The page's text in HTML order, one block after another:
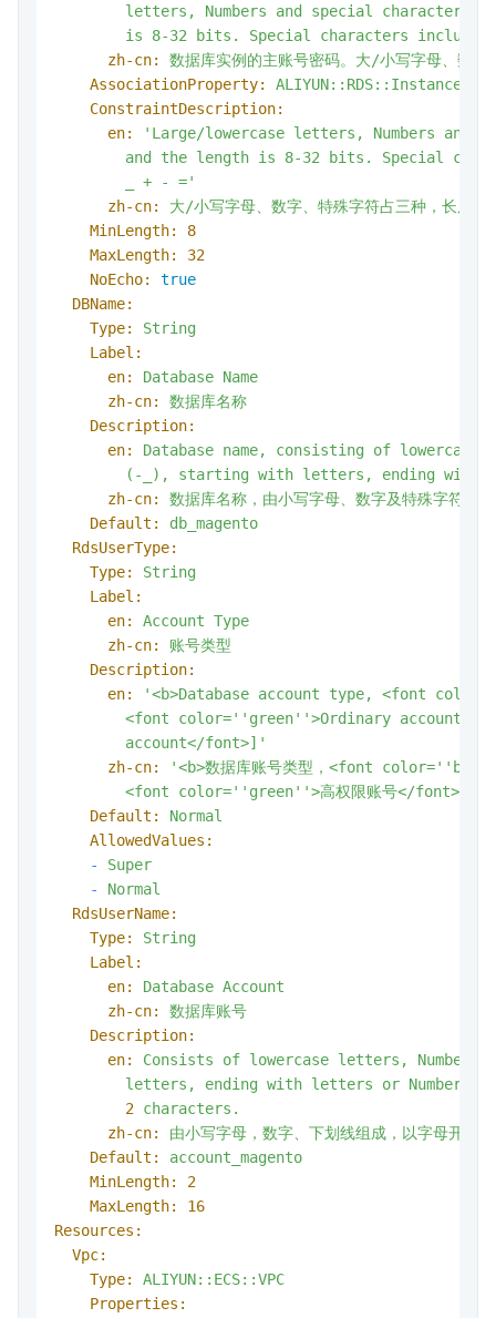
letters, Numbers and special characters
is 8-32 bits. Special characters
zh-cn:
数据库实例的主账号密码。大/小写字母、数
AssociationProperty:
ConstraintDescription:
en:
'Large/lowercase letters, Numbers and
and the length is 8-32 bits. Special
        _ + - ='
zh-cn:
大/小写字母、数字、特殊字符占三种，长度8
MinLength:
8
MaxLength:
32
NoEcho:
true
DBName:
Type:
String
Label:
en:
Database Name
zh-cn:
数据库名称
Description:
en:
Database name, consisting of lowercase
(-_),
starting with letters, ending with
zh-cn:
数据库名称，由小写字母、数字及特殊字符（
Default:
db_magento
RdsUserType:
Type:
String
Label:
en:
Account Type
zh-cn:
账号类型
Description:
en:
'<b>Database account type, <font color='
        <font color='
'green' '>Ordinary account</
        account</font>]'
zh-cn:
'<b>数据库账号类型，<font color=' 'blue'
        <font color='
'green' '>高权限账号</font>]'
Default:
Normal
AllowedValues:
-
Super
-
Normal
RdsUserName:
Type:
String
Label:
en:
Database Account
zh-cn:
数据库账号
Description:
en:
Consists of lowercase letters,
Numbers,
letters,
ending with letters or Numbers,
2 characters.
zh-cn:
由小写字母，数字、下划线组成，以字母开头
Default:
account_magento
MinLength:
2
MaxLength:
16
Resources:
Vpc:
Type:
ALIYUN::ECS::VPC
Properties: